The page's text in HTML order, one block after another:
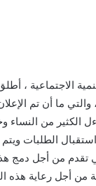
، أطلق
للعملاء والمواطنات عبر منتجه
الكثير من
الطلبات
من أجل دمج هذه
من أجل رعاية هذه